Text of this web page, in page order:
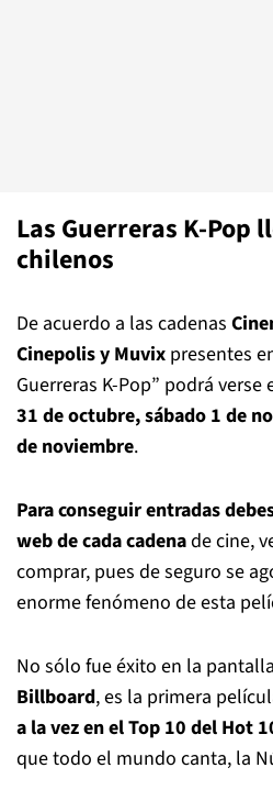
Las Guerreras K-Pop
chilenos
De acuerdo a las cadenas
Cinepolis y Muvix presentes
Guerreras K-Pop” podrá verse
31 de octubre, sábado 1 de
de noviembre.
Para conseguir entradas
web de cada cadenade cine,
comprar, pues de seguro se
enorme fenómeno de esta
No sólo fue éxito en la
Billboard, es la primera
a la vez en el Top 10 del Hot
que todo el mundo canta, la